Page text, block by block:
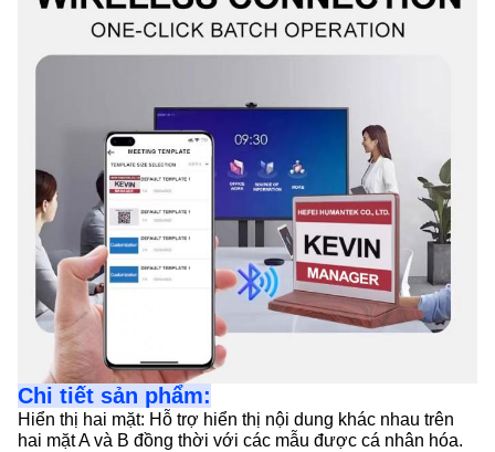
Chi tiết sản phẩm:
Hiển thị hai mặt: Hỗ trợ hiển thị nội dung khác nhau trên
hai mặt A và B đồng thời với các mẫu được cá nhân hóa.